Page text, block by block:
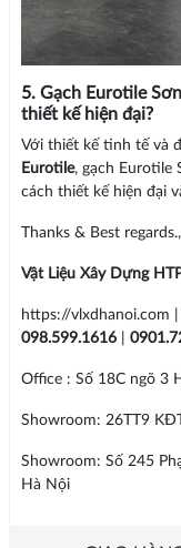
5. Gạch Eurotile
thiết kế hiện đại?
Với thiết kế tinh tế và
Eurotile, gạch Eurotile
cách thiết kế hiện đại
Thanks & Best regards.,
Vật Liệu Xây Dựng
https://vlxdhanoi.com
098.599.1616|
Office : Số 18C ngõ 3
Showroom: 26TT9
Showroom: Số 245
Hà Nội